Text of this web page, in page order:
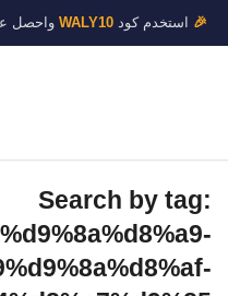
🎉 استخدم كودWALY10 واحصل على خصم
Search by tag: